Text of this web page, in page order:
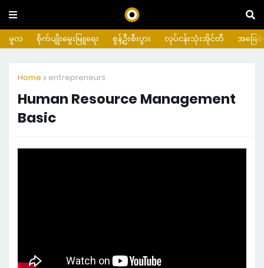
မူလ စိုက်ပျိုးမွေးမြူရေး စွန့်ဦးစီးပွား လုပ်ငန်းသုံးအိုင်တီ အခြေ
Home entrepreneurs
Human Resource Management
Basic